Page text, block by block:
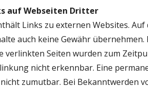
auf Webseiten Dritter
Links zu externen Websites.
auch keine Gewähr
verlinkten Seiten wurden zum
nicht erkennbar. Eine
zumutbar. Bei Bekanntwerden